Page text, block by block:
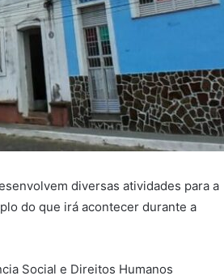
diversas atividades para a
do que irá acontecer durante a
Social e Direitos Humanos